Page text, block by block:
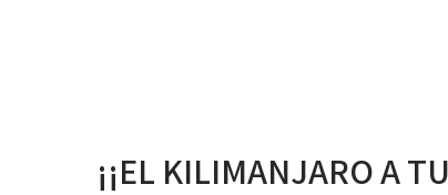
¡¡EL KILIMANJARO A